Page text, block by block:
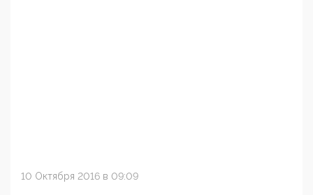
10 Октября 2016 в 09:09